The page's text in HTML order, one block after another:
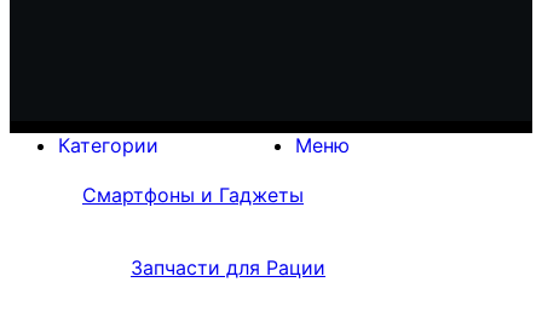
Меню
Категории
Смартфоны и Гаджеты
Запчасти для Рации